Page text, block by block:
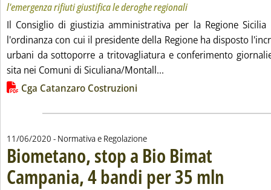
l'emergenza rifiuti giustifica le deroghe regionali
Il Consiglio di giustizia amministrativa per la Regione
l'ordinanza con cui il presidente della Regione ha disposto
urbani da sottoporre a tritovagliatura e conferimento
sita nei Comuni di Siculiana/Montall...
Lista allegati PDF alla notizia
Cga Catanzaro Costruzioni
11/06/2020 - Normativa e Regolazione
Biometano, stop a Bio Bimat
Campania, 4 bandi per 35 mln